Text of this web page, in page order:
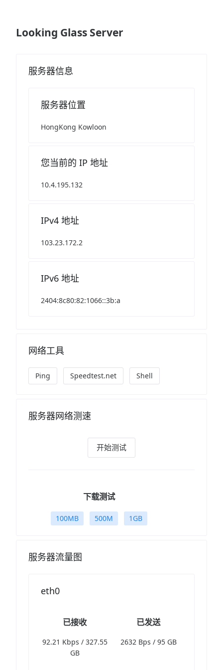
Looking Glass Server
服务器信息
服务器位置
HongKong Kowloon
您当前的 IP 地址
10.4.195.132
IPv4 地址
103.23.172.2
IPv6 地址
2404:8c80:82:1066::3b:a
网络工具
Ping Speedtest.net Shell
服务器网络测速
开始测试
下载测试
100MB 500M 1GB
服务器流量图
eth0
已接收
119.44 Kbps /
327.55 GB
已发送
2360 Bps / 95 GB